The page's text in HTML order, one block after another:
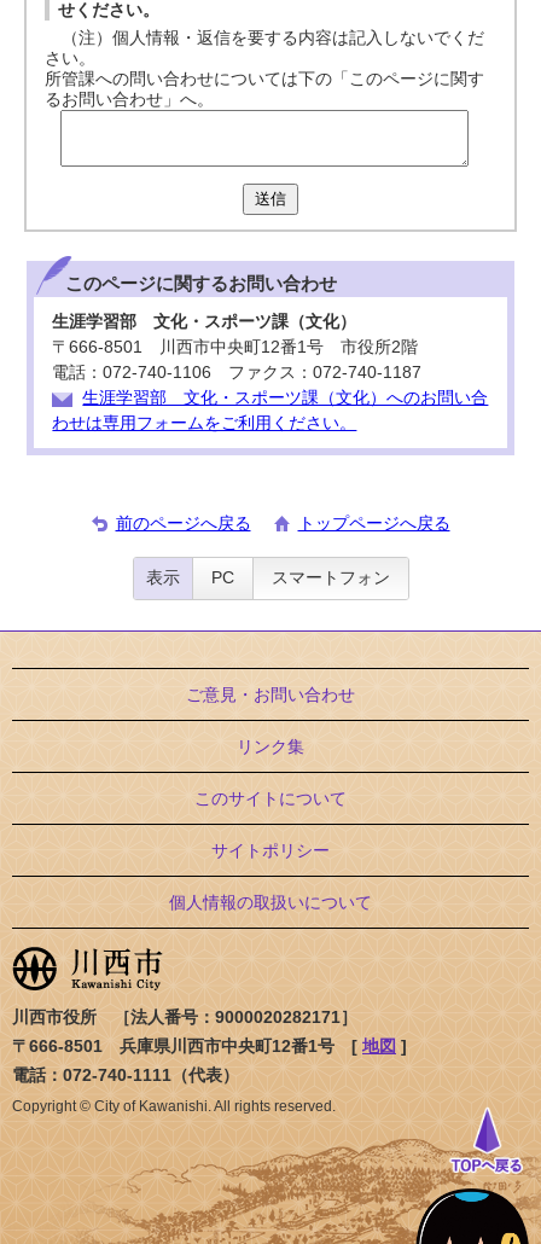
せください。
（注）個人情報・返信を要する内容は記入しないでくだ
さい。
所管課への問い合わせについては下の「このページに関す
るお問い合わせ」へ。
送信
このページに関するお問い合わせ
生涯学習部 文化・スポーツ課（文化）
〒666-8501 川西市中央町12番1号 市役所2階
電話：072-740-1106 ファクス：072-740-1187
生涯学習部 文化・スポーツ課（文化）へのお問い合
わせは専用フォームをご利用ください。
前のページへ戻る トップページへ戻る
表示 PC スマートフォン
ご意見・お問い合わせ
リンク集
このサイトについて
サイトポリシー
個人情報の取扱いについて
川西市役所 ［法人番号：9000020282171］
〒666-8501 兵庫県川西市中央町12番1号 [ 地図 ]
電話：072-740-1111（代表）
Copyright © City of Kawanishi. All rights reserved.